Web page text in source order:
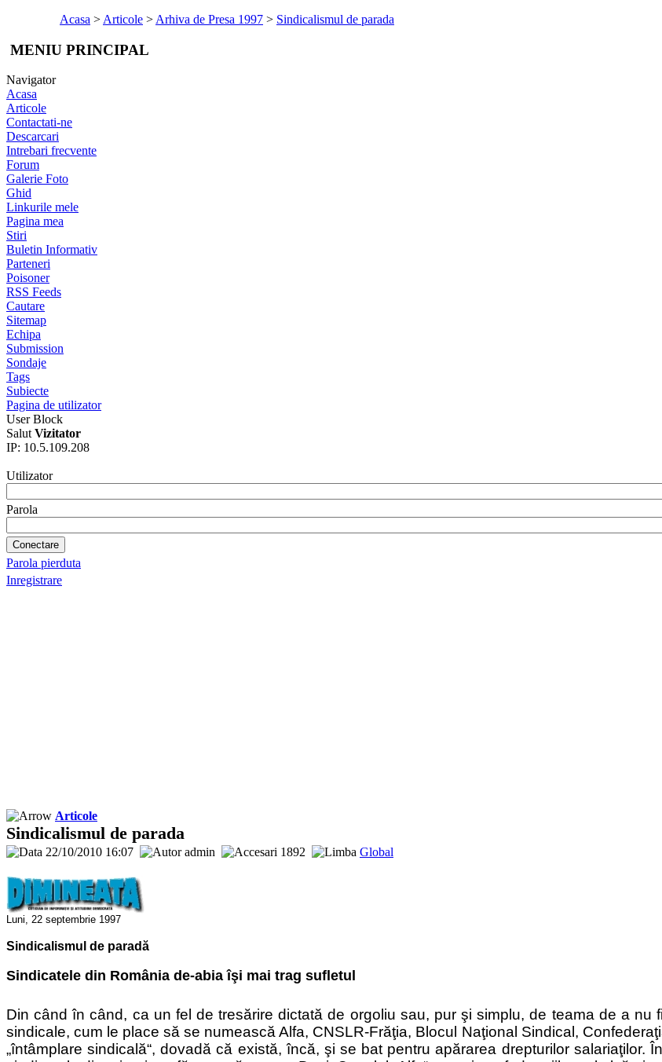
Acasa > Articole > Arhiva de Presa 1997 > Sindicalismul de parada
MENIU PRINCIPAL
Navigator
Acasa
Articole
Contactati-ne
Descarcari
Intrebari frecvente
Forum
Galerie Foto
Ghid
Linkurile mele
Pagina mea
Stiri
Buletin Informativ
Parteneri
Poisoner
RSS Feeds
Cautare
Sitemap
Echipa
Submission
Sondaje
Tags
Subiecte
Pagina de utilizator
User Block
Salut Vizitator
IP: 10.5.109.208
Utilizator
Parola
Parola pierduta
Inregistrare
Articole
Sindicalismul de parada
22/10/2010 16:07 admin 1892 Global
Luni, 22 septembrie 1997
Sindicalismul de paradă
Sindicatele din România de-abia îşi mai trag sufletul
Din când în când, ca un fel de tresărire dictată de orgoliu sau, pur şi simplu, de teama de a nu
sindicale, cum le place să se numească Alfa, CNSLR-Frăţia, Blocul Naţional Sindical,
„întâmplare sindicală“, dovadă că există, încă, şi se bat pentru apărarea drepturilor salariaţilor.